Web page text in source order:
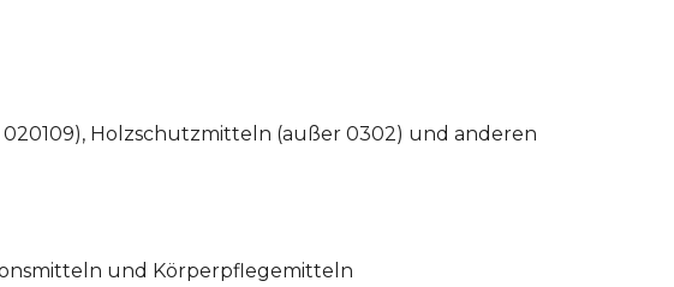
Holzschutzmitteln (außer 0302) und anderen
und Körperpflegemitteln